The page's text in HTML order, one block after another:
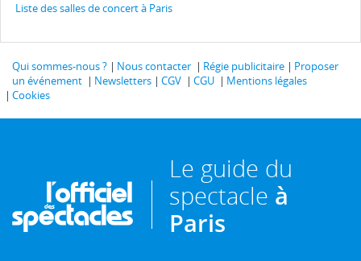
Liste des salles de concert à Paris
Qui sommes-nous ? Nous contacter Régie publicitaire
Proposer
un événement
Newsletters CGV CGU
Mentions légales
Cookies
Le guide du
spectacle à
Paris